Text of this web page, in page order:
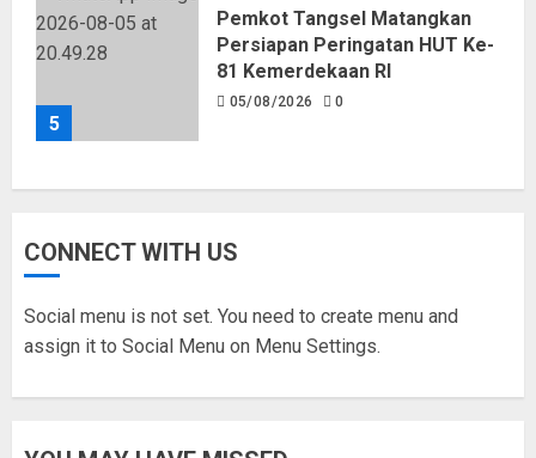
5
Pemkot Tangsel Matangkan
Persiapan Peringatan HUT Ke-
81 Kemerdekaan RI
05/08/2026 0
CONNECT WITH US
Social menu is not set. You need to create menu and
assign it to Social Menu on Menu Settings.